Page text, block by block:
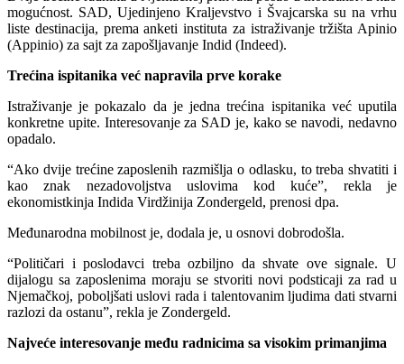
mogućnost. SAD, Ujedinjeno Kraljevstvo i Švajcarska su na vrhu
liste destinacija, prema anketi instituta za istraživanje tržišta Apinio
(Appinio) za sajt za zapošljavanje Indid (Indeed).
Trećina ispitanika već napravila prve korake
Istraživanje je pokazalo da je jedna trećina ispitanika već uputila
konkretne upite. Interesovanje za SAD je, kako se navodi, nedavno
opadalo.
“Ako dvije trećine zaposlenih razmišlja o odlasku, to treba shvatiti i
kao znak nezadovoljstva uslovima kod kuće”, rekla je
ekonomistkinja Indida Virdžinija Zondergeld, prenosi dpa.
Međunarodna mobilnost je, dodala je, u osnovi dobrodošla.
“Političari i poslodavci treba ozbiljno da shvate ove signale. U
dijalogu sa zaposlenima moraju se stvoriti novi podsticaji za rad u
Njemačkoj, poboljšati uslovi rada i talentovanim ljudima dati stvarni
razlozi da ostanu”, rekla je Zondergeld.
Najveće interesovanje među radnicima sa visokim primanjima